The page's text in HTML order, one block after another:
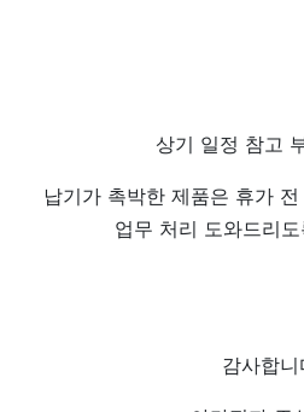
상기 일정 참고
납기가 촉박한 제품은 휴가
업무 처리 도와드리
감사합니